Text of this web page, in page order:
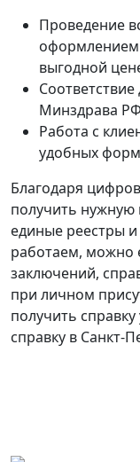
Проведение
оформлением
выгодной
Минздрава
Работа с
удобных
Благодаря
получить
единые реестры
работаем, можно
заключений,
при личном
получить
справку в Санкт-